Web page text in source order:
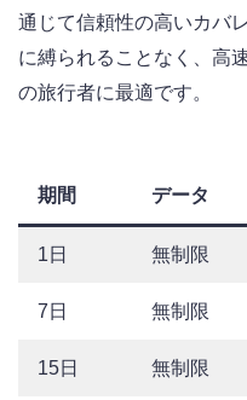
通じて信頼性の高いカバ
に縛られることなく、高
の旅行者に最適です。
期間 データ
1日 無制限
7日 無制限
15日 無制限